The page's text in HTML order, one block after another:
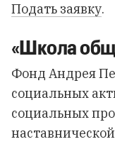
Подать заявку.
«Школа
Фонд Андрея
социальных
социальных